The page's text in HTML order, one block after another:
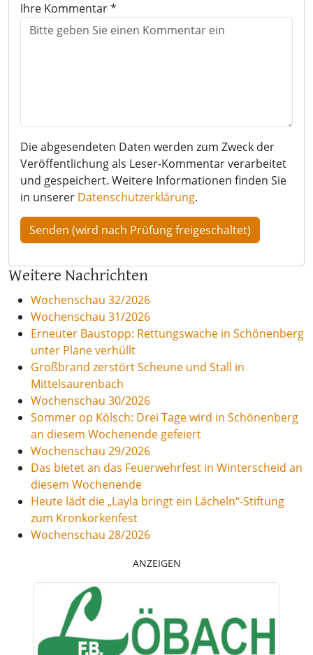
Ihre Kommentar *
Die abgesendeten Daten werden zum Zweck der
Veröffentlichung als Leser-Kommentar verarbeitet
und gespeichert. Weitere Informationen finden Sie
in unserer Datenschutzerklärung.
Weitere Nachrichten
Wochenschau 32/2026
Wochenschau 31/2026
Erneuter Baustopp: Rettungswache in Schönenberg
unter Plane verhüllt
Großbrand zerstört Scheune und Stall in
Mittelsaurenbach
Wochenschau 30/2026
Sommer op Kölsch: Drei Tage wird in Schönenberg
an diesem Wochenende gefeiert
Wochenschau 29/2026
Das bietet an das Feuerwehrfest in Winterscheid an
diesem Wochenende
Heute lädt die „Layla bringt ein Lächeln“-Stiftung
zum Kronkorkenfest
Wochenschau 28/2026
ANZEIGEN